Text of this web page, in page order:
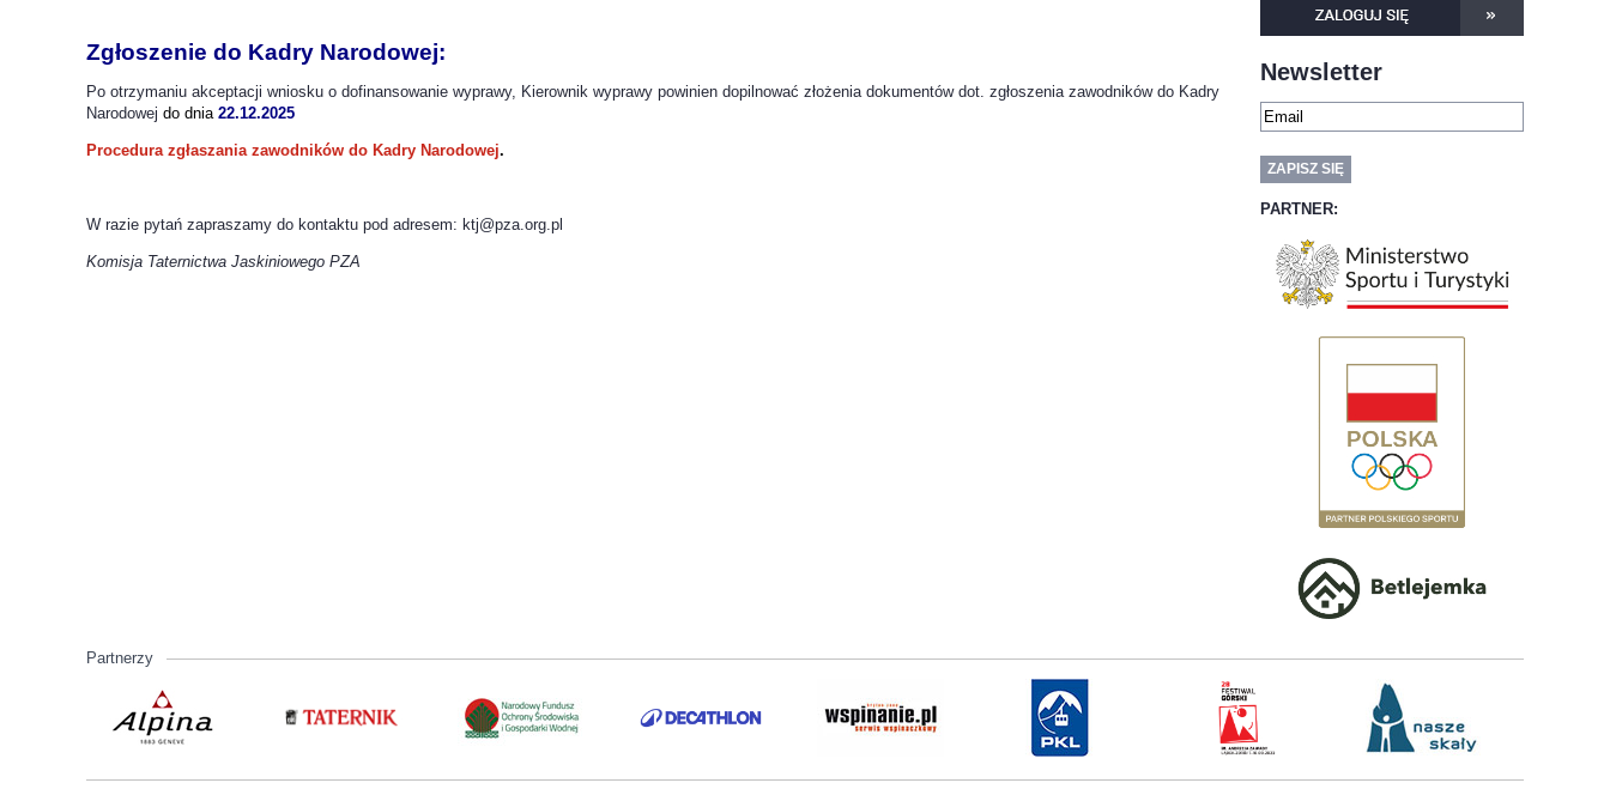
Newsletter
PARTNER:
Zgłoszenie do Kadry Narodowej:
Po otrzymaniu akceptacji wniosku o dofinansowanie wyprawy, Kierownik wyprawy powinien dopilnować złożenia dokumentów dot. zgłoszenia zawodników do Kadry
Narodowej do dnia 22.12.2025
Procedura zgłaszania zawodników do Kadry Narodowej.
W razie pytań zapraszamy do kontaktu pod adresem: ktj@pza.org.pl
Komisja Taternictwa Jaskiniowego PZA
Partnerzy